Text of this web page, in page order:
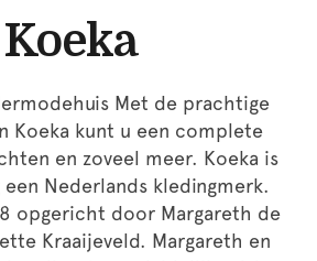
Koeka
Met de prachtige
Koeka kunt u een complete
en zoveel meer. Koeka is
Nederlands kledingmerk.
opgericht door Margareth de
Kraaijeveld. Margareth en